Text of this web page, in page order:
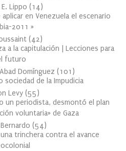
Lippo (14)
en Venezuela el escenario
2011 »
(42)
a la capitulación | Lecciones para
futuro
Domínguez (101 )
sociedad de la Impudicia
Levy (55)
un periodista, desmontó el plan
voluntaria» de Gaza
(54)
trinchera contra el avance